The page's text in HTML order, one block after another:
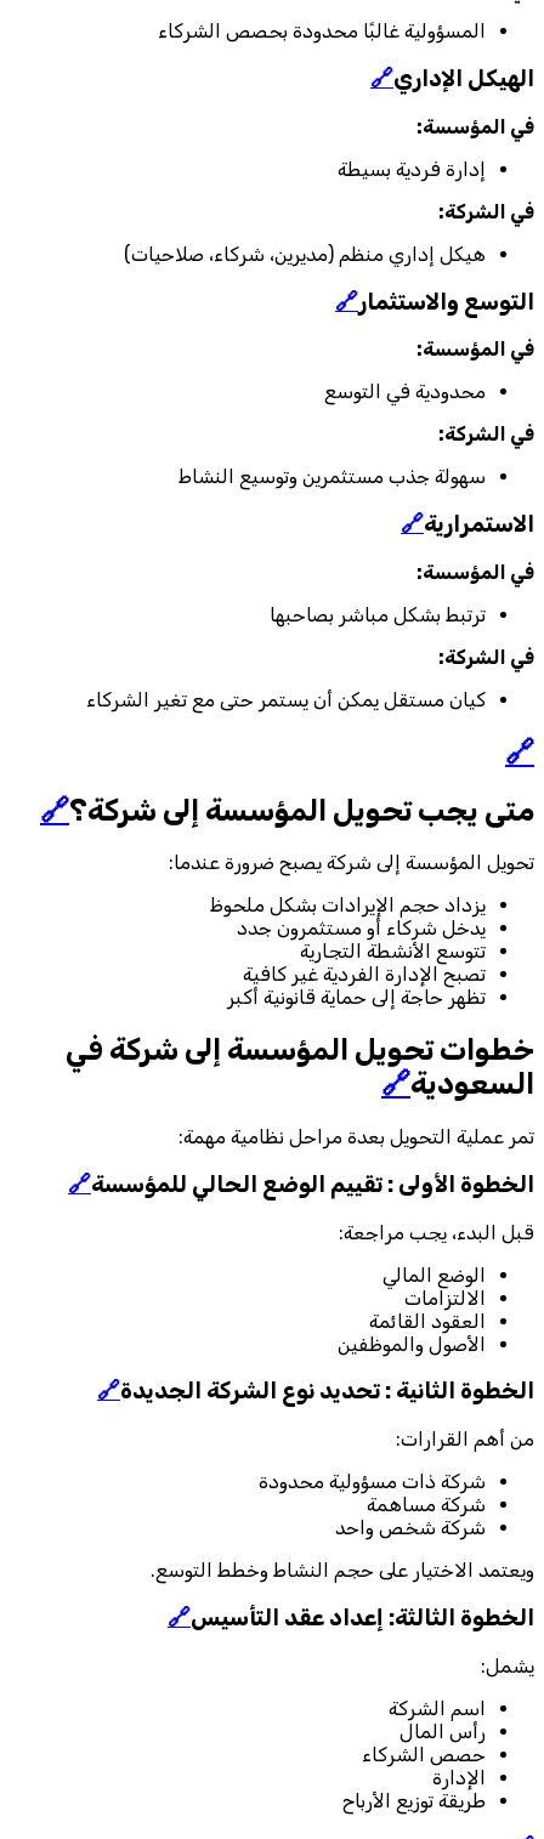
المسؤولية غالبًا محدودة بحصص الشركاء
الهيكل الإداري🔗
في المؤسسة:
إدارة فردية بسيطة
في الشركة:
هيكل إداري منظم (مديرين، شركاء، صلاحيات)
التوسع والاستثمار🔗
في المؤسسة:
محدودية في التوسع
في الشركة:
سهولة جذب مستثمرين وتوسيع النشاط
الاستمرارية🔗
في المؤسسة:
ترتبط بشكل مباشر بصاحبها
في الشركة:
كيان مستقل يمكن أن يستمر حتى مع تغير الشركاء
🔗
متى يجب تحويل المؤسسة إلى شركة؟🔗
تحويل المؤسسة إلى شركة يصبح ضرورة عندما:
يزداد حجم الإيرادات بشكل ملحوظ
يدخل شركاء أو مستثمرون جدد
تتوسع الأنشطة التجارية
تصبح الإدارة الفردية غير كافية
تظهر حاجة إلى حماية قانونية أكبر
خطوات تحويل المؤسسة إلى شركة في
السعودية🔗
تمر عملية التحويل بعدة مراحل نظامية مهمة:
الخطوة الأولى : تقييم الوضع الحالي للمؤسسة🔗
قبل البدء، يجب مراجعة:
الوضع المالي
الالتزامات
العقود القائمة
الأصول والموظفين
الخطوة الثانية : تحديد نوع الشركة الجديدة🔗
من أهم القرارات:
شركة ذات مسؤولية محدودة
شركة مساهمة
شركة شخص واحد
ويعتمد الاختيار على حجم النشاط وخطط التوسع.
الخطوة الثالثة: إعداد عقد التأسيس🔗
يشمل:
اسم الشركة
رأس المال
حصص الشركاء
الإدارة
طريقة توزيع الأرباح